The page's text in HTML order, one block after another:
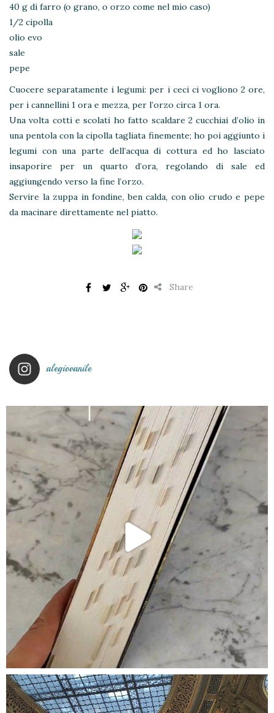
40 g di farro (o grano, o orzo come nel mio caso)
1/2 cipolla
olio evo
sale
pepe
Cuocere separatamente i legumi: per i ceci ci vogliono 2 ore,
per i cannellini 1 ora e mezza, per l’orzo circa 1 ora.
Una volta cotti e scolati ho fatto scaldare 2 cucchiai d’olio in
una pentola con la cipolla tagliata finemente; ho poi aggiunto i
legumi con una parte dell’acqua di cottura ed ho lasciato
insaporire per un quarto d’ora, regolando di sale ed
aggiungendo verso la fine l’orzo.
Servire la zuppa in fondine, ben calda, con olio crudo e pepe
da macinare direttamente nel piatto.
Share
alegiovanile